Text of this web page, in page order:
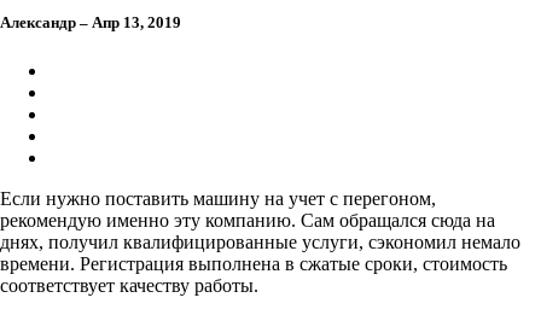
Александр – Апр 13, 2019
Если нужно поставить машину на учет с перегоном,
рекомендую именно эту компанию. Сам обращался сюда на
днях, получил квалифицированные услуги, сэкономил немало
времени. Регистрация выполнена в сжатые сроки, стоимость
соответствует качеству работы.